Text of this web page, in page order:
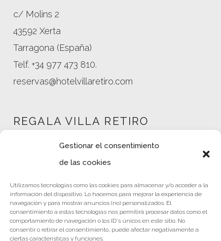
Gestionar el consentimiento
de las cookies
Utilizamos tecnologías como las cookies para almacenar y/o acceder a la
información del dispositivo. Lo hacemos para mejorar la experiencia de
navegación y para mostrar anuncios (no) personalizados. El
consentimiento a estas tecnologías nos permitirá procesar datos como el
comportamiento de navegación o los ID's únicos en este sitio. No
consentir o retirar el consentimiento, puede afectar negativamente a
ciertas características y funciones.
c/ Molins 2
43592 Xerta
Tarragona (España)
Telf. +34 977 473 810.
reservas@hotelvillaretiro.com
REGALA VILLA RETIRO
Tienda
Política de privacidad
Nota Legal
Términos y condiciones